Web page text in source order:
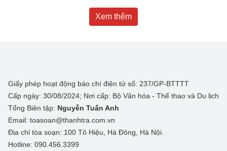
Xem thêm
Giấy phép hoạt động báo chí điện tử số: 237/GP-BTTTT
Cấp ngày: 30/08/2024; Nơi cấp: Bộ Văn hóa - Thể thao và Du lịch
Tổng Biên tập: Nguyễn Tuấn Anh
Email: toasoan@thanhtra.com.vn
Địa chỉ tòa soạn: 100 Tô Hiệu, Hà Đông, Hà Nội.
Hotline: 090.456.3399